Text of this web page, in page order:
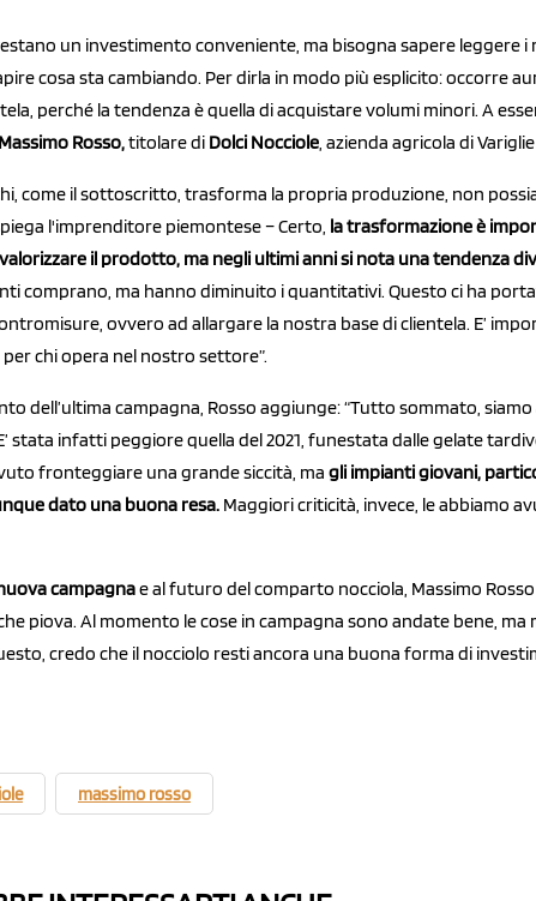
un investimento conveniente, ma bisogna sapere leggere i
cosa sta cambiando. Per dirla in modo più esplicito: occorre
perché la tendenza è quella di acquistare volumi minori. A
Massimo Rosso,titolare di Dolci Nocciole , azienda agricola di
come il sottoscritto, trasforma la propria produzione, non
l'imprenditore piemontese – Certo, la trasformazione è
il prodotto, ma negli ultimi anni si nota una tendenza
comprano, ma hanno diminuito i quantitativi. Questo ci ha
ovvero ad allargare la nostra base di clientela. E’
chi opera nel nostro settore”.
dell’ultima campagna, Rosso aggiunge: “Tutto sommato,
stata infatti peggiore quella del 2021, funestata dalle gelate
fronteggiare una grande siccità, ma gli impianti giovani,
dato una buona resa. Maggiori criticità, invece, le abbiamo
campagnae al futuro del comparto nocciola, Massimo Rosso
piova. Al momento le cose in campagna sono andate bene, ma
credo che il nocciolo resti ancora una buona forma di
massimo rosso